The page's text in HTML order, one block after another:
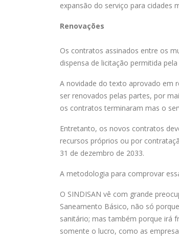
expansão do serviço para cidades
Renovações
Os contratos assinados entre os
dispensa de licitação permitida pela
A novidade do texto aprovado em
ser renovados pelas partes, por
os contratos terminaram mas o
Entretanto, os novos contratos
recursos próprios ou por
31 de dezembro de 2033.
A metodologia para comprovar
O SINDISAN vê com grande
Saneamento Básico, não só
sanitário; mas também porque irá
somente o lucro, como as